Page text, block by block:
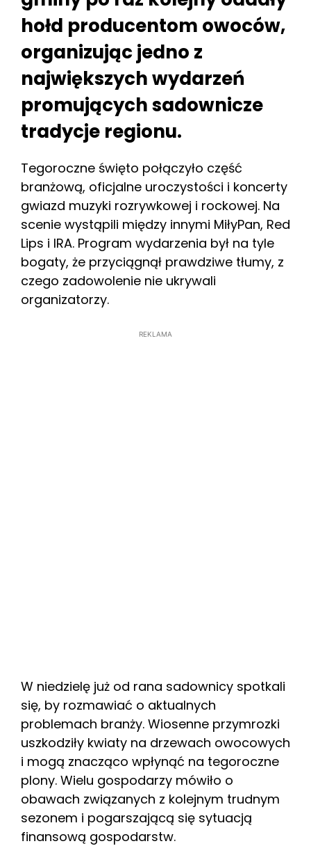
hołd producentom owoców,
organizując jedno z
największych wydarzeń
promujących sadownicze
tradycje regionu.
Tegoroczne święto połączyło część
branżową, oficjalne uroczystości i koncerty
gwiazd muzyki rozrywkowej i rockowej. Na
scenie wystąpili między innymi MiłyPan, Red
Lips i IRA. Program wydarzenia był na tyle
bogaty, że przyciągnął prawdziwe tłumy, z
czego zadowolenie nie ukrywali
organizatorzy.
REKLAMA
W niedzielę już od rana sadownicy spotkali
się, by rozmawiać o aktualnych
problemach branży. Wiosenne przymrozki
uszkodziły kwiaty na drzewach owocowych
i mogą znacząco wpłynąć na tegoroczne
plony. Wielu gospodarzy mówiło o
obawach związanych z kolejnym trudnym
sezonem i pogarszającą się sytuacją
finansową gospodarstw.